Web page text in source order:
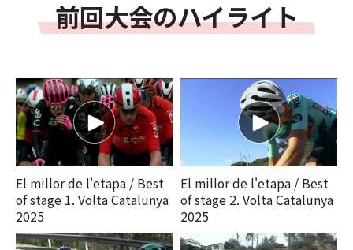
ーたちが集結する。1911年に初開催され、その歴史は現
存するレースの中で4番目に古い。伝統のバルセロナ最終
ルセロナ万博会場となり、ブエルタはもちろん、ツール
でも戦いの舞台となった、おなじみモンジュイックの丘
をよじ登って、雌雄を決する。
前回大会のハイライト
El millor de l'etapa / Best
of stage 1. Volta Catalunya
2025
El millor de l'etapa / Best
of stage 2. Volta Catalunya
2025